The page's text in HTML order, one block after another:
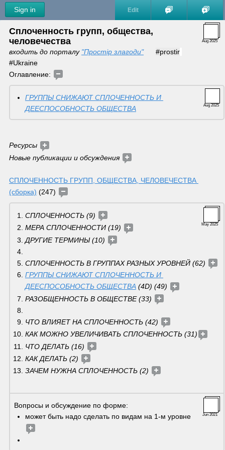
Sign in Edit
Aug 2025
Сплоченность групп, общества,
человечества
входить до порталу "Простір злагоди"
#prostir
#Ukraine
Оглавление:
Aug 2025
ГРУППЫ СНИЖАЮТ СПЛОЧЕННОСТЬ И
ДЕЕСПОСОБНОСТЬ ОБЩЕСТВА
Ресурсы
Новые публикации и обсуждения
СПЛОЧЕННОСТЬ ГРУПП, ОБЩЕСТВА, ЧЕЛОВЕЧЕСТВА
(сборка) (247)
May 2025
СПЛОЧЕННОСТЬ (9)
МЕРА СПЛОЧЕННОСТИ (19)
ДРУГИЕ ТЕРМИНЫ (10)
СПЛОЧЕННОСТЬ В ГРУППАХ РАЗНЫХ УРОВНЕЙ (62)
ГРУППЫ СНИЖАЮТ СПЛОЧЕННОСТЬ И
ДЕЕСПОСОБНОСТЬ ОБЩЕСТВА (4D) (49)
РАЗОБЩЕННОСТЬ В ОБЩЕСТВЕ (33)
ЧТО ВЛИЯЕТ НА СПЛОЧЕННОСТЬ (42)
КАК МОЖНО УВЕЛИЧИВАТЬ СПЛОЧЕННОСТЬ (31)
ЧТО ДЕЛАТЬ (16)
КАК ДЕЛАТЬ (2)
ЗАЧЕМ НУЖНА СПЛОЧЕННОСТЬ (2)
Jun 2021
Вопросы и обсуждение по форме:
может быть надо сделать по видам на 1-м уровне